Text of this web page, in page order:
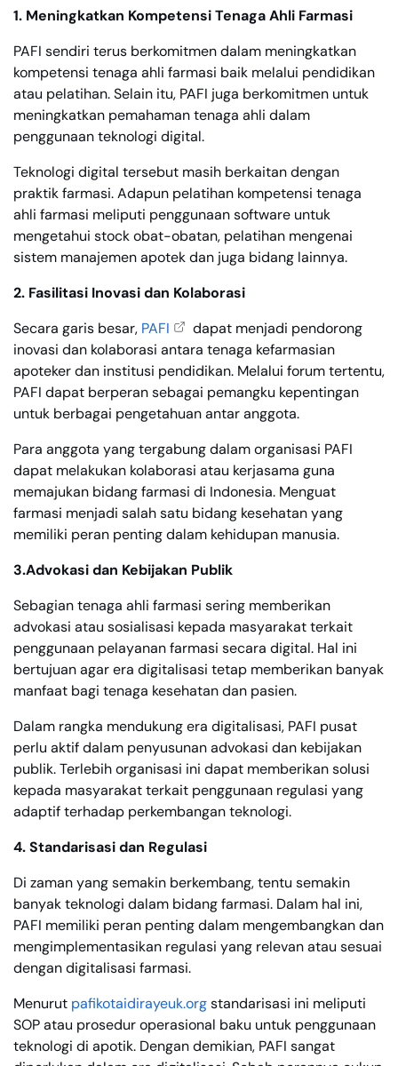
1. Meningkatkan Kompetensi Tenaga Ahli Farmasi
PAFI sendiri terus berkomitmen dalam meningkatkan
kompetensi tenaga ahli farmasi baik melalui pendidikan
atau pelatihan. Selain itu, PAFI juga berkomitmen untuk
meningkatkan pemahaman tenaga ahli dalam
penggunaan teknologi digital.
Teknologi digital tersebut masih berkaitan dengan
praktik farmasi. Adapun pelatihan kompetensi tenaga
ahli farmasi meliputi penggunaan software untuk
mengetahui stock obat-obatan, pelatihan mengenai
sistem manajemen apotek dan juga bidang lainnya.
2. Fasilitasi Inovasi dan Kolaborasi
Secara garis besar, PAFI
dapat menjadi pendorong
inovasi dan kolaborasi antara tenaga kefarmasian
apoteker dan institusi pendidikan. Melalui forum tertentu,
PAFI dapat berperan sebagai pemangku kepentingan
untuk berbagai pengetahuan antar anggota.
Para anggota yang tergabung dalam organisasi PAFI
dapat melakukan kolaborasi atau kerjasama guna
memajukan bidang farmasi di Indonesia. Menguat
farmasi menjadi salah satu bidang kesehatan yang
memiliki peran penting dalam kehidupan manusia.
3.Advokasi dan Kebijakan Publik
Sebagian tenaga ahli farmasi sering memberikan
advokasi atau sosialisasi kepada masyarakat terkait
penggunaan pelayanan farmasi secara digital. Hal ini
bertujuan agar era digitalisasi tetap memberikan banyak
manfaat bagi tenaga kesehatan dan pasien.
Dalam rangka mendukung era digitalisasi, PAFI pusat
perlu aktif dalam penyusunan advokasi dan kebijakan
publik. Terlebih organisasi ini dapat memberikan solusi
kepada masyarakat terkait penggunaan regulasi yang
adaptif terhadap perkembangan teknologi.
4. Standarisasi dan Regulasi
Di zaman yang semakin berkembang, tentu semakin
banyak teknologi dalam bidang farmasi. Dalam hal ini,
PAFI memiliki peran penting dalam mengembangkan dan
mengimplementasikan regulasi yang relevan atau sesuai
dengan digitalisasi farmasi.
Menurut pafikotaidirayeuk.orgstandarisasi ini meliputi
SOP atau prosedur operasional baku untuk penggunaan
teknologi di apotik. Dengan demikian, PAFI sangat